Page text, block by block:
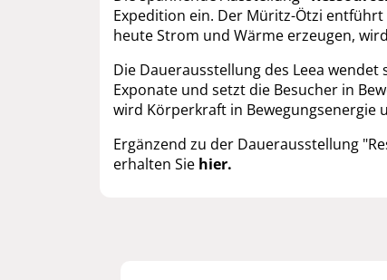
Expedition ein. Der Müritz-Ötzi entführt
heute Strom und Wärme erzeugen,
Die Dauerausstellung des Leea
Exponate und setzt die Besucher in
wird Körperkraft in Bewegungsenergie
Ergänzend zu der Dauerausstellung
erhalten Sie hier.